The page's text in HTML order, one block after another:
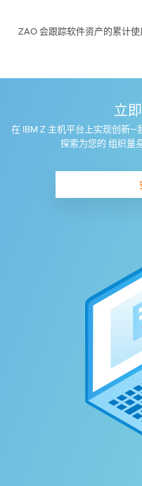
ZAO 会跟踪软件资产的累计使
立
在 IBM Z 主机平台上实现创新—
探索为您的 组织量